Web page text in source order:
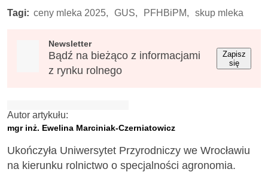
Tagi: ceny mleka 2025, GUS, PFHBiPM, skup mleka
Newsletter
Bądź na bieżąco z informacjami
z rynku rolnego
Zapisz
się
Autor artykułu:
mgr inż. Ewelina Marciniak-Czerniatowicz
Ukończyła Uniwersytet Przyrodniczy we Wrocławiu
na kierunku rolnictwo o specjalności agronomia.